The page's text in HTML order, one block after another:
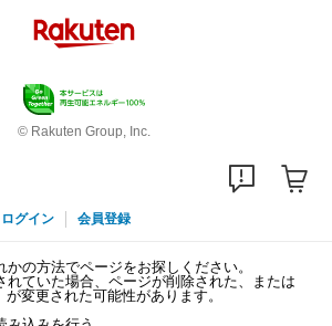
© Rakuten Group, Inc.
ログイン 会員登録
の方法でページをお探しください。
れていた場合、ページが削除された、または
変更された可能性があります。